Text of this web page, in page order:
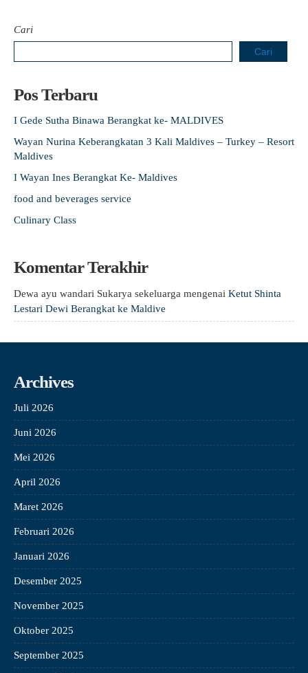
Cari
Cari
Pos Terbaru
I Gede Sutha Binawa Berangkat ke- MALDIVES
Wayan Nurina Keberangkatan 3 Kali Maldives – Turkey – Resort
Maldives
I Wayan Ines Berangkat Ke- Maldives
food and beverages service
Culinary Class
Komentar Terakhir
Dewa ayu wandari Sukarya sekeluarga mengenai Ketut Shinta
Lestari Dewi Berangkat ke Maldive
Archives
Juli 2026
Juni 2026
Mei 2026
April 2026
Maret 2026
Februari 2026
Januari 2026
Desember 2025
November 2025
Oktober 2025
September 2025